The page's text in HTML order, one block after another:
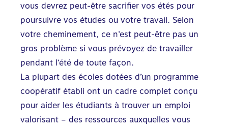
vous devrez peut-être sacrifier vos étés pour
poursuivre vos études ou votre travail. Selon
votre cheminement, ce n’est peut-être pas un
gros problème si vous prévoyez de travailler
pendant l’été de toute façon.
La plupart des écoles dotées d’un programme
coopératif établi ont un cadre complet conçu
pour aider les étudiants à trouver un emploi
valorisant – des ressources auxquelles vous